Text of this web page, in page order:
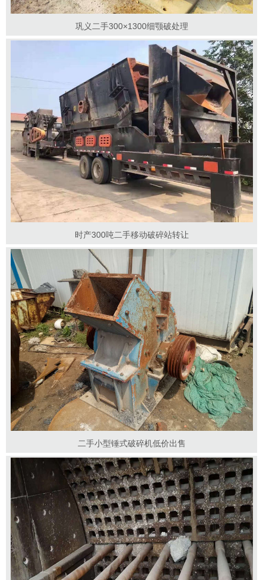
巩义二手300×1300细颚破处理
时产300吨二手移动破碎站转让
二手小型锤式破碎机低价出售